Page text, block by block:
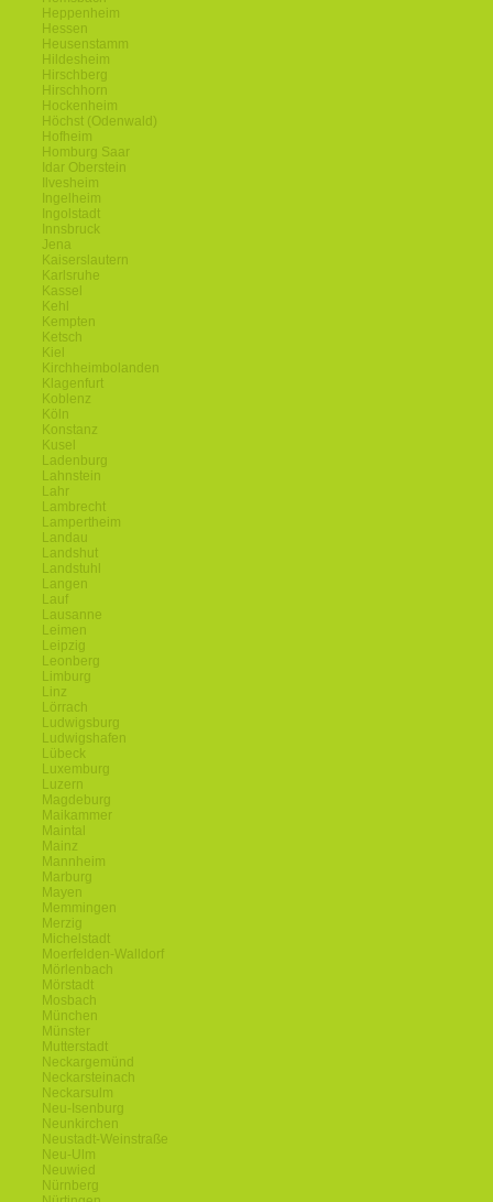
Heppenheim
Hessen
Heusenstamm
Hildesheim
Hirschberg
Hirschhorn
Hockenheim
Höchst (Odenwald)
Hofheim
Homburg Saar
Idar Oberstein
Ilvesheim
Ingelheim
Ingolstadt
Innsbruck
Jena
Kaiserslautern
Karlsruhe
Kassel
Kehl
Kempten
Ketsch
Kiel
Kirchheimbolanden
Klagenfurt
Koblenz
Köln
Konstanz
Kusel
Ladenburg
Lahnstein
Lahr
Lambrecht
Lampertheim
Landau
Landshut
Landstuhl
Langen
Lauf
Lausanne
Leimen
Leipzig
Leonberg
Limburg
Linz
Lörrach
Ludwigsburg
Ludwigshafen
Lübeck
Luxemburg
Luzern
Magdeburg
Maikammer
Maintal
Mainz
Mannheim
Marburg
Mayen
Memmingen
Merzig
Michelstadt
Moerfelden-Walldorf
Mörlenbach
Mörstadt
Mosbach
München
Münster
Mutterstadt
Neckargemünd
Neckarsteinach
Neckarsulm
Neu-Isenburg
Neunkirchen
Neustadt-Weinstraße
Neu-Ulm
Neuwied
Nürnberg